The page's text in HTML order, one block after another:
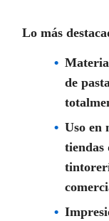
Lo más
de
Uso en
tiendas